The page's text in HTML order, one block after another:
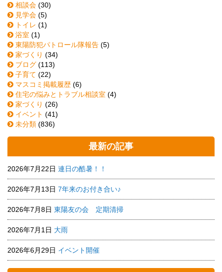
相談会 (30)
見学会 (5)
トイレ (1)
浴室 (1)
東陽防犯パトロール隊報告 (5)
家づくり (34)
ブログ (113)
子育て (22)
マスコミ掲載履歴 (6)
住宅の悩みとトラブル相談室 (4)
家づくり (26)
イベント (41)
未分類 (836)
最新の記事
2026年7月22日 連日の酷暑！！
2026年7月13日 7年来のお付き合い♪
2026年7月8日 東陽友の会 定期清掃
2026年7月1日 大雨
2026年6月29日 イベント開催